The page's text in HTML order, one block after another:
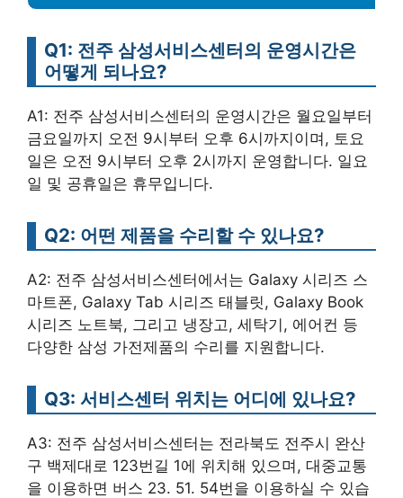
Q1: 전주 삼성서비스센터의 운영시간은
어떻게 되나요?
A1: 전주 삼성서비스센터의 운영시간은 월요일부터
금요일까지 오전 9시부터 오후 6시까지이며, 토요
일은 오전 9시부터 오후 2시까지 운영합니다. 일요
일 및 공휴일은 휴무입니다.
Q2: 어떤 제품을 수리할 수 있나요?
A2: 전주 삼성서비스센터에서는 Galaxy 시리즈 스
마트폰, Galaxy Tab 시리즈 태블릿, Galaxy Book
시리즈 노트북, 그리고 냉장고, 세탁기, 에어컨 등
다양한 삼성 가전제품의 수리를 지원합니다.
Q3: 서비스센터 위치는 어디에 있나요?
A3: 전주 삼성서비스센터는 전라북도 전주시 완산
구 백제대로 123번길 1에 위치해 있으며, 대중교통
을 이용하면 버스 23. 51. 54번을 이용하실 수 있습